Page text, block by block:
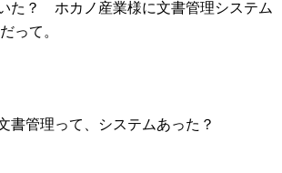
た？ ホカノ産業様に文書管理システム
って。
書管理って、システムあった？